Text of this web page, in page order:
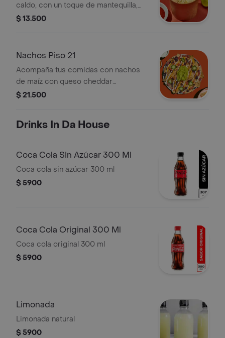
caldo, con un toque de mantequilla,
mayonesa y queso fresco.
$ 13.500
Nachos Piso 21
Acompaña tus comidas con nachos
de maíz con queso cheddar
derretido, frijol negro, pico de gallo,
$ 21.500
Drinks In Da House
Coca Cola Sin Azúcar 300 Ml
Coca cola sin azúcar 300 ml
$ 5900
Coca Cola Original 300 Ml
Coca cola original 300 ml
$ 5900
Limonada
Limonada natural
$ 5900